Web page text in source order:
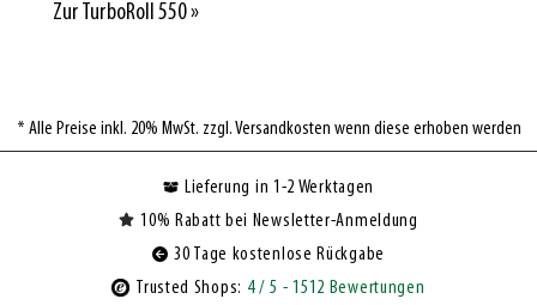
Zur TurboRoll 550 »
* Alle Preise inkl. 20% MwSt. zzgl. Versandkosten wenn diese erhoben werden
Lieferung in 1-2 Werktagen
10% Rabatt bei Newsletter-Anmeldung
30 Tage kostenlose Rückgabe
Trusted Shops: 4/ 5 - 1512 Bewertungen